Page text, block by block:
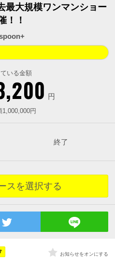
最大規模ワンマンショー
！！
いる金額
円
1,000,000円
終了
スを選択する
お知らせをオンにする